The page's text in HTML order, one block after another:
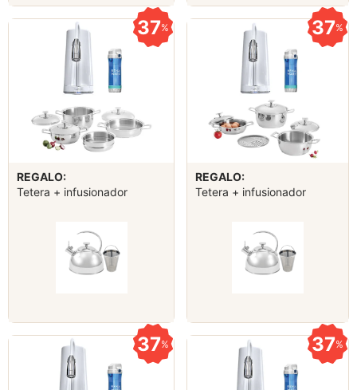
37%
REGALO:
Tetera + infusionador
37%
REGALO:
Tetera + infusionador
37% 37%